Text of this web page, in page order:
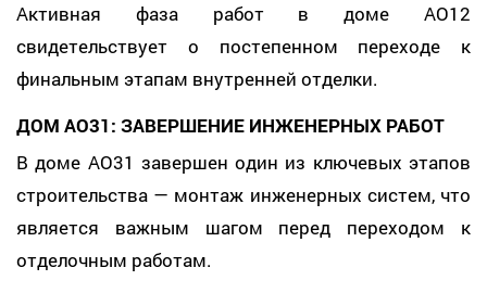
Активная фаза работ в доме AO12
свидетельствует о постепенном переходе к
финальным этапам внутренней отделки.
ДОМ AO31: ЗАВЕРШЕНИЕ ИНЖЕНЕРНЫХ РАБОТ
В доме AO31 завершен один из ключевых этапов
строительства — монтаж инженерных систем, что
является важным шагом перед переходом к
отделочным работам.